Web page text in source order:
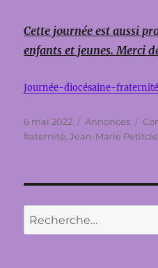
Cette journée est aussi
enfants et jeunes. Merci
Journée-diocésaine-fraternité
Publié
le
6 mai 2022 Catégories
Annonces
fraternité,Jean-Marie
Recherche
pour :